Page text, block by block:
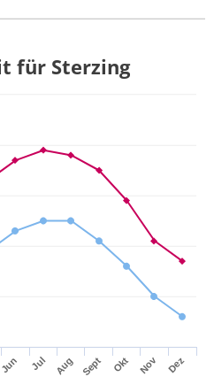
für Sterzing
Jun Jul Aug Sept Okt Nov Dez